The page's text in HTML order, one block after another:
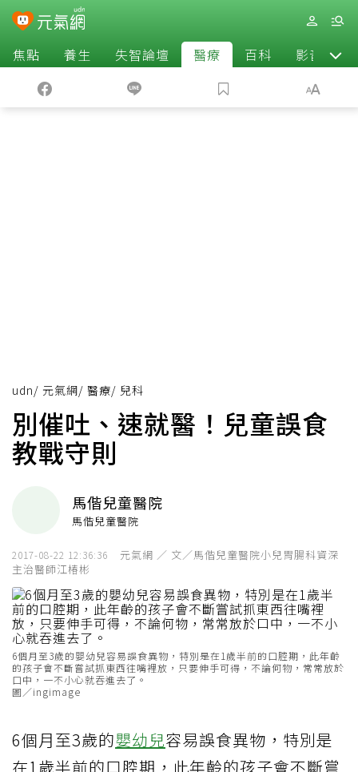
焦點 養生 失智論壇 醫療 百科 影音
udn/ 元氣網/ 醫療/ 兒科
別催吐、速就醫！兒童誤食
教戰守則
馬偕兒童醫院
馬偕兒童醫院
2017-08-22 12:36:36
元氣網 ／ 文／馬偕兒童醫院小兒胃腸科資深
主治醫師江椿彬
6個月至3歲的嬰幼兒容易誤食異物，特別是在1歲半前的口腔期，此年齡
的孩子會不斷嘗試抓東西往嘴裡放，只要伸手可得，不論何物，常常放於
口中，一不小心就吞進去了。
圖／ingimage
6個月至3歲的嬰幼兒容易誤食異物，特別是
在1歲半前的口腔期，此年齡的孩子會不斷嘗